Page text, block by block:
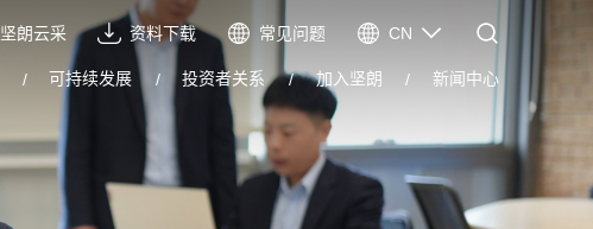
坚朗云采 资料下载 常见问题
CN
ES
可持续发展 投资者关系 加入坚朗 新闻中心